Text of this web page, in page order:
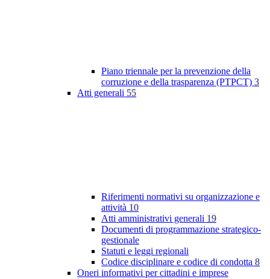
Piano triennale per la prevenzione della
corruzione e della trasparenza (PTPCT) 3
Atti generali 55
Riferimenti normativi su organizzazione e
attività 10
Atti amministrativi generali 19
Documenti di programmazione strategico-
gestionale
Statuti e leggi regionali
Codice disciplinare e codice di condotta 8
Oneri informativi per cittadini e imprese